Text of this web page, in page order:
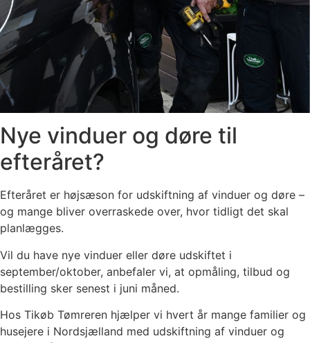
Nye vinduer og døre til
efteråret?
Efteråret er højsæson for udskiftning af vinduer og døre –
og mange bliver overraskede over, hvor tidligt det skal
planlægges.
Vil du have nye vinduer eller døre udskiftet i
september/oktober, anbefaler vi, at opmåling, tilbud og
bestilling sker senest i juni måned.
Hos Tikøb Tømreren hjælper vi hvert år mange familier og
husejere i Nordsjælland med udskiftning af vinduer og